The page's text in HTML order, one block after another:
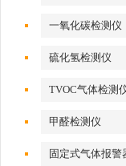
一氧化碳检测仪
硫化氢检测仪
TVOC气体检测
甲醛检测仪
固定式气体报警